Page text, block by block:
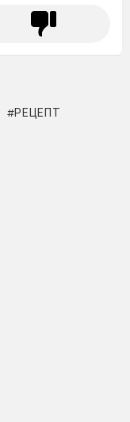
РЕЦЕПТ